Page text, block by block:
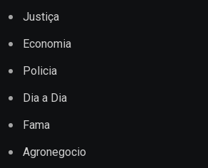
Justiça
Economia
Policia
Dia a Dia
Fama
Agronegocio